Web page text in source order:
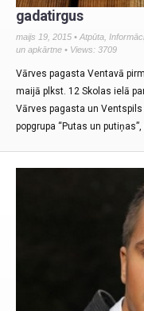
gadatirgus
maijs 19, 2015 • Atpūta
un apkārtne • Views: 3709
Vārves pagasta Ventavā
maijā plkst. 12 Skolas ielā
Vārves pagasta un
popgrupa “Putas un